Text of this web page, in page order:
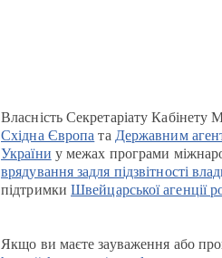
Власність Секретаріату Кабінету
Східна Європа та Державним
України у межах програми
врядування задля підзвітності
підтримки Швейцарської агенції
Якщо ви маєте зауваження або